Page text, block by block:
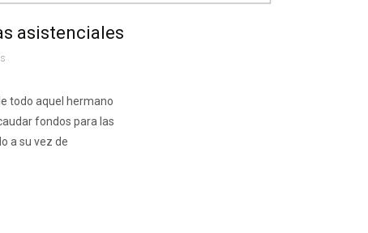
asistenciales
todo aquel hermano
fondos para las
a su vez de